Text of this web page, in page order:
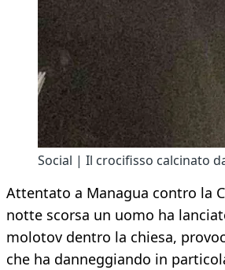
Social | Il crocifisso calcinato
Attentato a Managua contro la
notte scorsa un uomo ha
molotov dentro la chiesa,
che ha danneggiando in